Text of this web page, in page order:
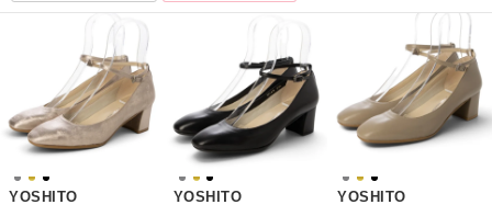
YOSHITO YOSHITO YOSHITO